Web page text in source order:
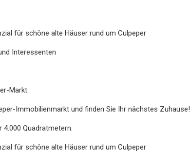
für schöne alte Häuser rund um Culpeper
Interessenten
Markt.
Immobilienmarkt und finden Sie Ihr nächstes Zuhause!
Quadratmetern.
für schöne alte Häuser rund um Culpeper